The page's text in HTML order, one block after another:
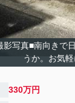
影写真■南向きで
うか。お気
330万円